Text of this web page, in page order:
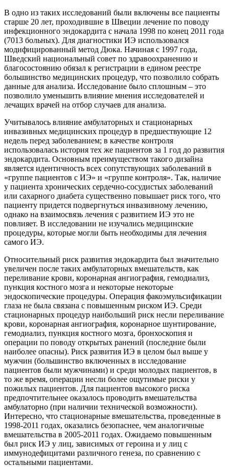
В одно из таких исследований были включены все пациенты
старше 20 лет, проходившие в Швеции лечение по поводу
инфекционного эндокардита с начала 1998 по конец 2011 года
(7013 больных). Для диагностики ИЭ использовался
модифицированный метод Дюка. Начиная с 1997 года,
Шведский национальный совет по здравоохранению и
благосостоянию обязал к регистрации в едином реестре
большинство медицинских процедур, что позволило собрать
данные для анализа. Исследование было сплошным – это
позволило уменьшить влияние мнения исследователей и
лечащих врачей на отбор случаев для анализа.
Учитывалось влияние амбулаторных и стационарных
инвазивных медицинских процедур в предшествующие 12
недель перед заболеванием; в качестве контроля
использовалась история тех же пациентов за 1 год до развития
эндокардита. Основным преимуществом такого дизайна
является идентичность всех сопутствующих заболеваний в
«группе пациентов с ИЭ» и «группе контроля». Так, наличие
у пациента хронических сердечно-сосудистых заболеваний
или сахарного диабета существенно повышает риск того, что
пациенту придется подвергнуться инвазивному лечению,
однако на взаимосвязь лечения с развитием ИЭ это не
повлияет. В исследовании не изучались медицинские
процедуры, которые могли быть необходимы для лечения
самого ИЭ.
Относительный риск развития эндокардита был значительно
увеличен после таких амбулаторных вмешательств, как
переливание крови, коронарная ангиография, гемодиализ,
пункция костного мозга и некоторые некоторые
эндоскопические процедуры. Операция факоэмульсификации
глаза не была связана с повышенным риском ИЭ. Среди
стационарных процедур наибольший риск несли переливание
крови, коронарная ангиография, коронарное шунтирование,
гемодиализ, пункция костного мозга, бронхоскопия и
операции по поводу открытых ранений (последние были
наиболее опасны). Риск развития ИЭ в целом был выше у
мужчин (большинство включенных в исследование
пациентов были мужчинами) и среди молодых пациентов, в
то же время, операции несли более ощутимые риски у
пожилых пациентов. Для пациентов высокого риска
предпочтительнее оказалось проводить вмешательства
амбулаторно (при наличии технической возможности).
Интересно, что стационарные вмешательства, проведенные в
1998-2011 годах, оказались безопаснее, чем аналогичные
вмешательства в 2005-2011 годах. Ожидаемо повышенным
был риск ИЭ у лиц, зависимых от героина и у лиц с
иммунодефицитами различного генеза, по сравнению с
остальными пациентами.